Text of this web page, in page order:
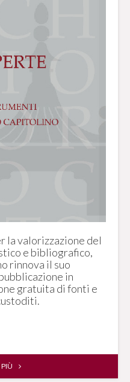
la valorizzazione del
e bibliografico,
rinnova il suo
in
gratuita di fonti e
PIÙ